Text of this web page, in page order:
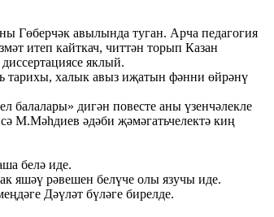
Гөберчәк авылында туган. Арча педагогия
итеп кайткач, читтән торып Казан
яклый.
тарихы, халык авыз иҗатын фәнни өйрәнү
балалары» дигән повесте аны үзенчәлекле
М.Мәһдиев әдәби җәмәгатьчелектә киң
белә иде.
яшәү рәвешен белүче олы язучы иде.
Дәүләт бүләге бирелде.